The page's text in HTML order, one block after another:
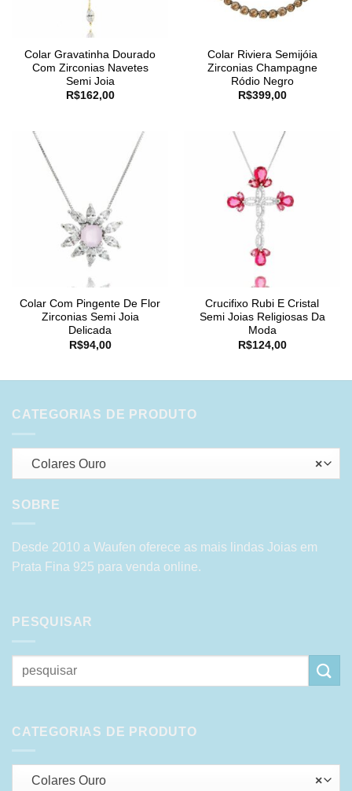
Colar Gravatinha Dourado
Com Zirconias Navetes
Semi Joia
R$162,00
Colar Riviera Semijóia
Zirconias Champagne
Ródio Negro
R$399,00
Colar Com Pingente De Flor
Zirconias Semi Joia
Delicada
R$94,00
Crucifixo Rubi E Cristal
Semi Joias Religiosas Da
Moda
R$124,00
CATEGORIAS DE PRODUTO
×
Colares Ouro
SOBRE
Desde 2010 a Waufen oferece as mais lindas Joias em
Prata Fina 925 para venda online.
PESQUISAR
Pesquisar
por:
CATEGORIAS DE PRODUTO
×
Colares Ouro